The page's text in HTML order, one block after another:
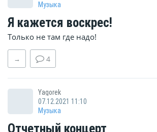
Музыка
Я кажется воскрес!
Только не там где надо!
→ 4
Yagorek
07.12.2021 11:10
Музыка
Отчетный концерт